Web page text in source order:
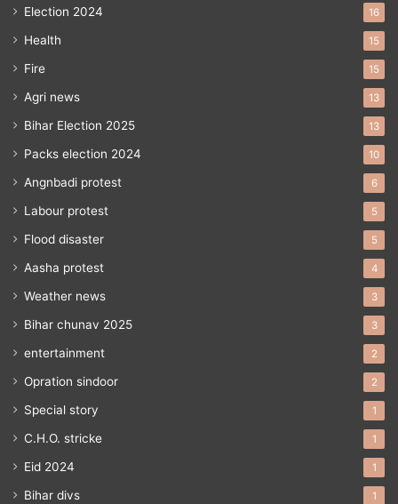
Election 2024 16
Health 15
Fire 15
Agri news 13
Bihar Election 2025 13
Packs election 2024 10
Angnbadi protest 6
Labour protest 5
Flood disaster 5
Aasha protest 4
Weather news 3
Bihar chunav 2025 3
entertainment 2
Opration sindoor 2
Special story 1
C.H.O. stricke 1
Eid 2024 1
Bihar divs 1